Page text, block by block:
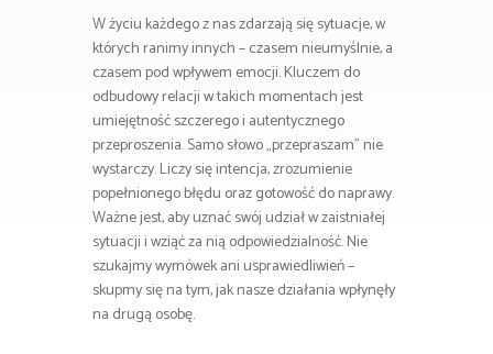
W życiu każdego z nas zdarzają się sytuacje, w
których ranimy innych – czasem nieumyślnie, a
czasem pod wpływem emocji. Kluczem do
odbudowy relacji w takich momentach jest
umiejętność szczerego i autentycznego
przeproszenia. Samo słowo „przepraszam” nie
wystarczy. Liczy się intencja, zrozumienie
popełnionego błędu oraz gotowość do naprawy.
Ważne jest, aby uznać swój udział w zaistniałej
sytuacji i wziąć za nią odpowiedzialność. Nie
szukajmy wymówek ani usprawiedliwień –
skupmy się na tym, jak nasze działania wpłynęły
na drugą osobę.